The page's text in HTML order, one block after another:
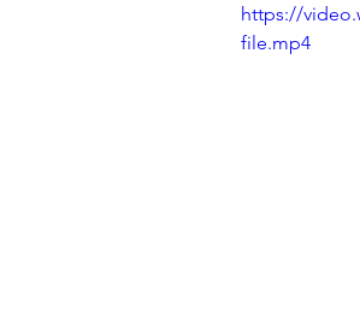
https://
file.mp4